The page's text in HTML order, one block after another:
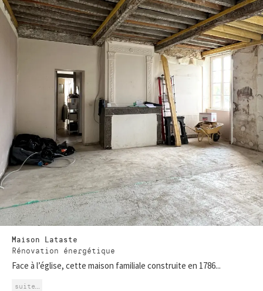
Maison Lataste
Rénovation énergétique
Face à l’église, cette maison familiale construite en 1786...
suite…